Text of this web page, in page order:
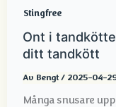
Stingfree
Ont i
ditt tandkött
Av Bengt / 2025-04-
Många snusare